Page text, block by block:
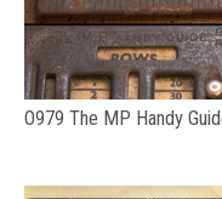
O979 The MP Handy